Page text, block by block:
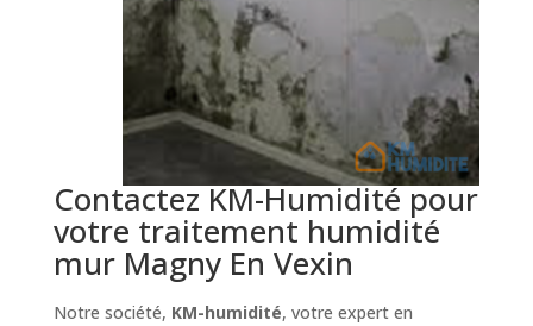
Contactez KM-Humidité pour
votre traitement humidité
mur Magny En Vexin
Notre société, KM-humidité, votre expert en